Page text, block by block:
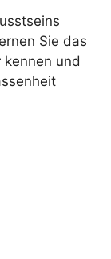
Sie das
und